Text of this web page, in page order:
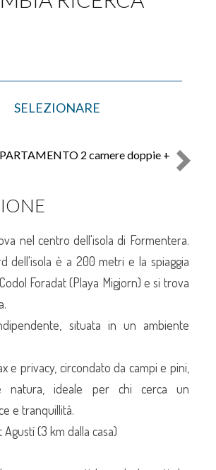
nel centro dell'isola di Formentera.
dell'isola è a 200 metri e la spiaggia
Foradat (Playa Migjorn) e si trova
situata in un ambiente
e privacy, circondato da campi e pini,
natura, ideale per chi cerca un
e tranquillità.
Agustí (3 km dalla casa)